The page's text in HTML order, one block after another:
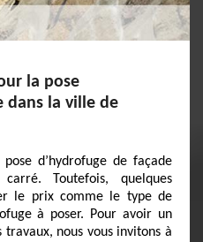
la pose
dans la ville de
d’hydrofuge de façade
Toutefois, quelques
le prix comme le type de
à poser. Pour avoir un
nous vous invitons à